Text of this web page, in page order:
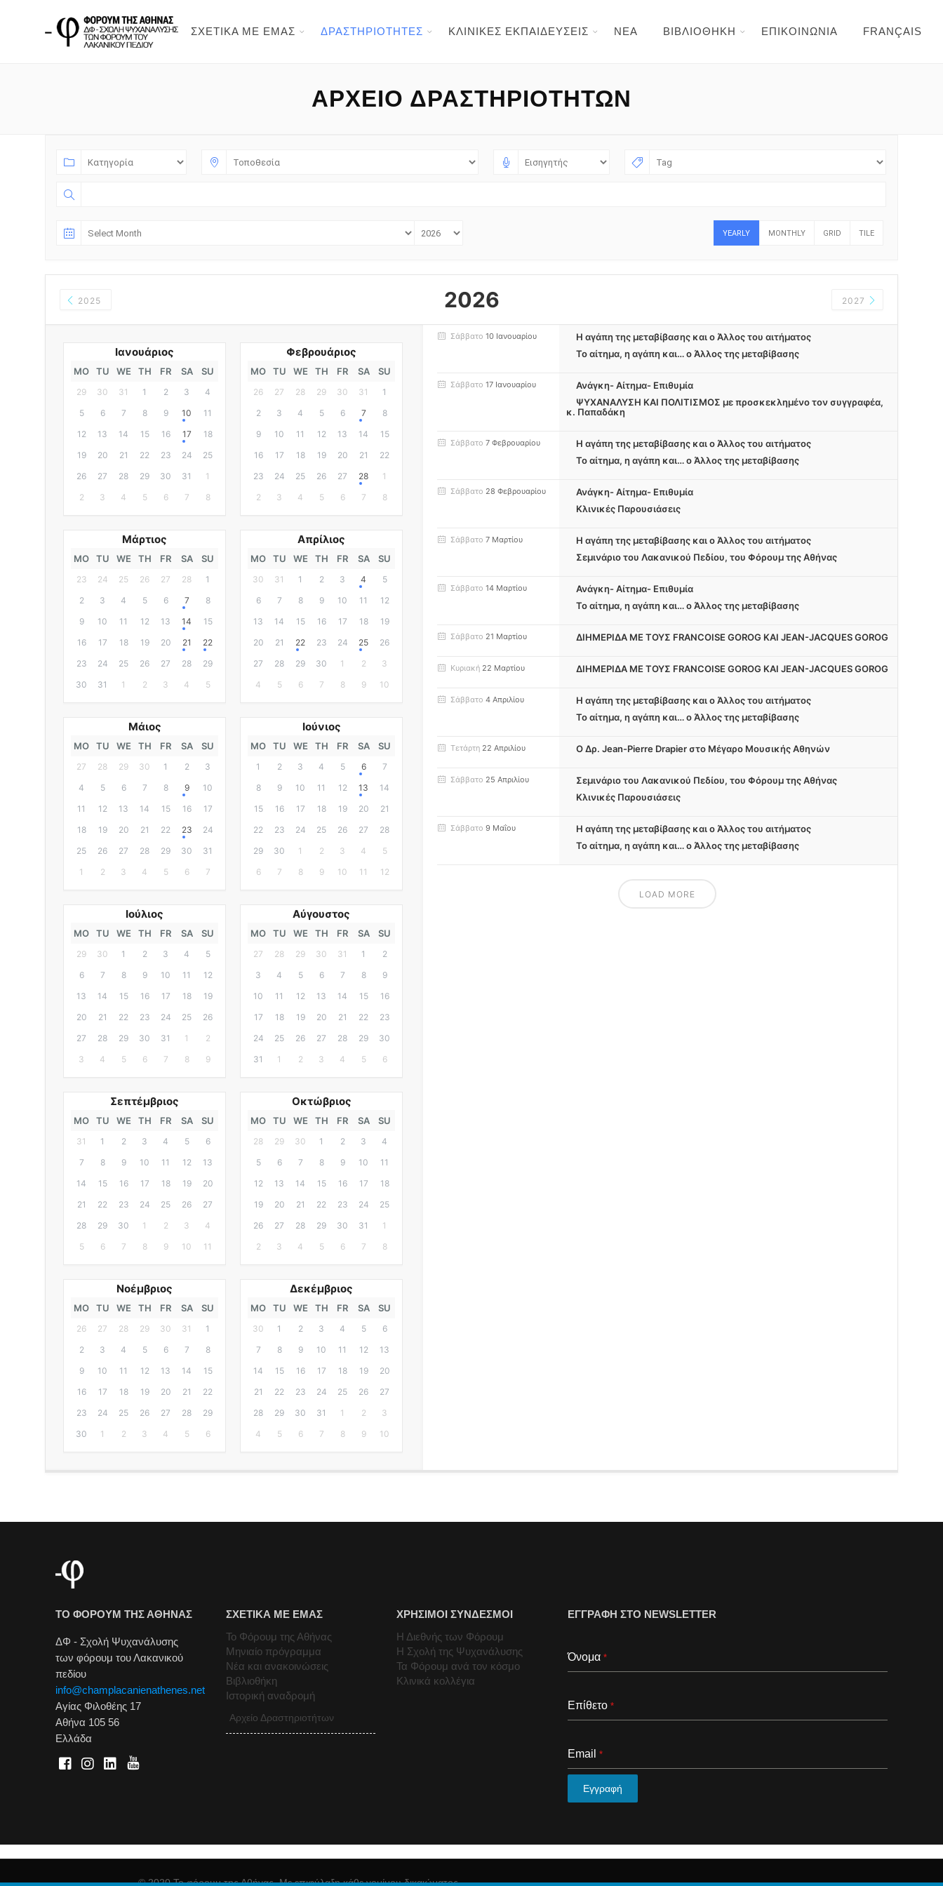
ΣΧΕΤΙΚΑ ΜΕ ΕΜΑΣ ΔΡΑΣΤΗΡΙΟΤΗΤΕΣ ΚΛΙΝΙΚΕΣ ΕΚΠΑΙΔΕΥΣΕΙΣ ΝΕΑ ΒΙΒΛΙΟΘΗΚΗ ΕΠΙΚΟΙΝΩΝΙΑ FRANÇAIS
ΑΡΧΕΊΟ ΔΡΑΣΤΗΡΙΟΤΉΤΩΝ
YEARLY MONTHLY GRID TILE
2025 2026 2027
Ιανουάριος
MO TU WE TH FR SA SU
29 30 31 1 2 3
4
5
6 7 8 9 10
11
12
13 14 15 16 17
18
19
20 21 22 23 24
25
26
27 28 29 30 31
1
2
3 4 5 6 7 8
Φεβρουάριος
MO TU WE TH FR SA SU
26 27 28 29 30 31
1
2
3 4 5 6 7
8
9
10 11 12 13 14
15
16
17 18 19 20 21
22
23
24 25 26 27 28
1
2
3 4 5 6 7 8
Μάρτιος
MO TU WE TH FR SA SU
23 24 25 26 27 28
1
2
3 4 5 6 7
8
9
10 11 12 13 14
15
16
17 18 19 20 21
22
23
24 25 26 27 28
29
30
31 1 2 3 4 5
Απρίλιος
MO TU WE TH FR SA SU
30 31 1 2 3 4
5
6
7 8 9 10 11
12
13
14 15 16 17 18
19
20
21 22 23 24 25
26
27
28 29 30 1 2
3
4
5 6 7 8 9 10
Μάιος
MO TU WE TH FR SA SU
27 28 29 30 1 2
3
4
5 6 7 8 9
10
11
12 13 14 15 16
17
18
19 20 21 22 23
24
25
26 27 28 29 30
31
1
2 3 4 5 6 7
Ιούνιος
MO TU WE TH FR SA SU
1 2 3 4 5 6
7
8
9 10 11 12 13
14
15
16 17 18 19 20
21
22
23 24 25 26 27
28
29
30 1 2 3 4
5
6
7 8 9 10 11 12
Ιούλιος
MO TU WE TH FR SA SU
29 30 1 2 3 4
5
6
7 8 9 10 11
12
13
14 15 16 17 18
19
20
21 22 23 24 25
26
27
28 29 30 31 1
2
3
4 5 6 7 8 9
Αύγουστος
MO TU WE TH FR SA SU
27 28 29 30 31 1
2
3
4 5 6 7 8
9
10
11 12 13 14 15
16
17
18 19 20 21 22
23
24
25 26 27 28 29
30
31
1 2 3 4 5 6
Σεπτέμβριος
MO TU WE TH FR SA SU
31 1 2 3 4 5
6
7
8 9 10 11 12
13
14
15 16 17 18 19
20
21
22 23 24 25 26
27
28
29 30 1 2 3
4
5
6 7 8 9 10 11
Οκτώβριος
MO TU WE TH FR SA SU
28 29 30 1 2 3
4
5
6 7 8 9 10
11
12
13 14 15 16 17
18
19
20 21 22 23 24
25
26
27 28 29 30 31
1
2
3 4 5 6 7 8
Νοέμβριος
MO TU WE TH FR SA SU
26 27 28 29 30 31
1
2
3 4 5 6 7
8
9
10 11 12 13 14
15
16
17 18 19 20 21
22
23
24 25 26 27 28
29
30
1 2 3 4 5 6
Δεκέμβριος
MO TU WE TH FR SA SU
30 1 2 3 4 5
6
7
8 9 10 11 12
13
14
15 16 17 18 19
20
21
22 23 24 25 26
27
28
29 30 31 1 2
3
4
5 6 7 8 9 10
Σάββατο 10 Ιανουαρίου
Η αγάπη της μεταβίβασης και ο Άλλος του αιτήματος
Το αίτημα, η αγάπη και… ο Άλλος της μεταβίβασης
Σάββατο 17 Ιανουαρίου
Ανάγκη- Αίτημα- Επιθυμία
ΨΥΧΑΝΑΛΥΣΗ ΚΑΙ ΠΟΛΙΤΙΣΜΟΣ με προσκεκλημένο τον συγγραφέα,
κ. Παπαδάκη
Σάββατο 7 Φεβρουαρίου
Η αγάπη της μεταβίβασης και ο Άλλος του αιτήματος
Το αίτημα, η αγάπη και… ο Άλλος της μεταβίβασης
Σάββατο 28 Φεβρουαρίου
Ανάγκη- Αίτημα- Επιθυμία
Κλινικές Παρουσιάσεις
Σάββατο 7 Μαρτίου
Η αγάπη της μεταβίβασης και ο Άλλος του αιτήματος
Σεμινάριο του Λακανικού Πεδίου, του Φόρουμ της Αθήνας
Σάββατο 14 Μαρτίου
Ανάγκη- Αίτημα- Επιθυμία
Το αίτημα, η αγάπη και… ο Άλλος της μεταβίβασης
Σάββατο 21 Μαρτίου ΔΙHMEΡΙΔΑ ΜΕ ΤΟΥΣ FRANCOISE GOROG ΚΑΙ JEAN-JACQUES GOROG
Κυριακή 22 Μαρτίου ΔΙHMEΡΙΔΑ ΜΕ ΤΟΥΣ FRANCOISE GOROG ΚΑΙ JEAN-JACQUES GOROG
Σάββατο 4 Απριλίου
Η αγάπη της μεταβίβασης και ο Άλλος του αιτήματος
Το αίτημα, η αγάπη και… ο Άλλος της μεταβίβασης
Τετάρτη 22 Απριλίου Ο Δρ. Jean-Pierre Drapier στο Μέγαρο Μουσικής Αθηνών
Σάββατο 25 Απριλίου
Σεμινάριο του Λακανικού Πεδίου, του Φόρουμ της Αθήνας
Κλινικές Παρουσιάσεις
Σάββατο 9 Μαΐου
Η αγάπη της μεταβίβασης και ο Άλλος του αιτήματος
Το αίτημα, η αγάπη και… ο Άλλος της μεταβίβασης
LOAD MORE
ΤΟ ΦΟΡΟΥΜ ΤΗΣ ΑΘΗΝΑΣ
ΔΦ - Σχολή Ψυχανάλυσης
των φόρουμ του Λακανικού
πεδίου
info@champlacanienathenes.net
Αγίας Φιλοθέης 17
Αθήνα 105 56
Ελλάδα
ΣΧΕΤΙΚΑ ΜΕ ΕΜΑΣ
Το Φόρουμ της Αθήνας
Μηνιαίο πρόγραμμα
Νέα και ανακοινώσεις
Βιβλιοθήκη
Ιστορική αναδρομή
Αρχείο Δραστηριοτήτων
ΧΡΗΣΙΜΟΙ ΣΥΝΔΕΣΜΟΙ
Η Διεθνής των Φόρουμ
Η Σχολή της Ψυχανάλυσης
Τα Φόρουμ ανά τον κόσμο
Κλινικά κολλέγια
ΕΓΓΡΑΦΗ ΣΤΟ NEWSLETTER
Όνομα *
Επίθετο *
Email *
Εγγραφή
© 2020 Το φόρουμ της Αθήνας. Με επιφύλαξη κάθε νομίμου δικαιώματος.